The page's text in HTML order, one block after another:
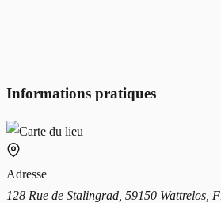
Informations pratiques
Adresse
128 Rue de Stalingrad, 59150 Wattrelos,